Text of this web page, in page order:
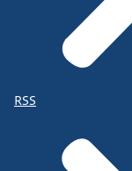
RSS